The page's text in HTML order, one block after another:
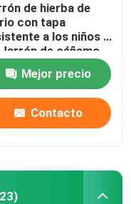
de hierba de
con tapa
a los niños 1
de cáñamo
con tapa a
de niños
Mejor precio
Contacto